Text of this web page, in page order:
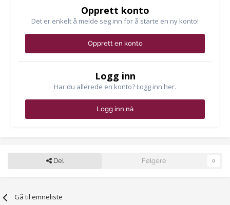
Opprett konto
Det er enkelt å melde seg inn for å starte en ny konto!
Opprett en konto
Logg inn
Har du allerede en konto? Logg inn her.
Logg inn nå
Del Følgere 0
Gå til emneliste